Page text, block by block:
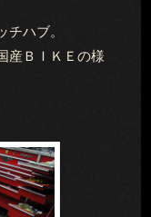
ハブ。
産ＢＩＫＥの様